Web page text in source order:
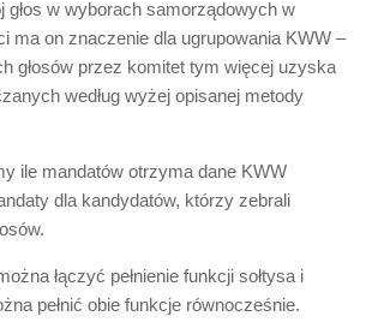
głos w wyborach samorządowych w
ma on znaczenie dla ugrupowania KWW –
głosów przez komitet tym więcej uzyska
według wyżej opisanej metody
ile mandatów otrzyma dane KWW
dla kandydatów, którzy zebrali
łączyć pełnienie funkcji sołtysa i
pełnić obie funkcje równocześnie.